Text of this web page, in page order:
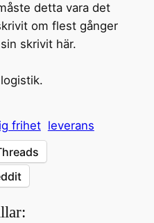
detta vara det
om flest gånger
skrivit här.
frihet leverans